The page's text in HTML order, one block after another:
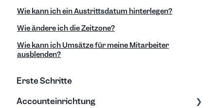
Wie kann ich ein Austrittsdatum hinterlegen?
Wie ändere ich die Zeitzone?
Wie kann ich Umsätze für meine Mitarbeiter
ausblenden?
Erste Schritte
Accounteinrichtung